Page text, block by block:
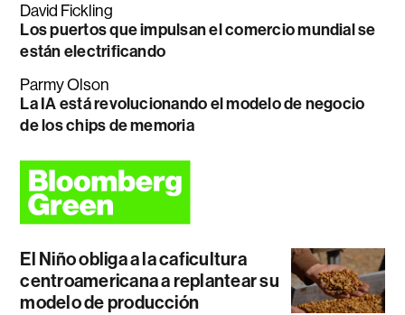
David Fickling
Los puertos que impulsan el comercio mundial se
están electrificando
Parmy Olson
La IA está revolucionando el modelo de negocio
de los chips de memoria
El Niño obliga a la caficultura
centroamericana a replantear su
modelo de producción